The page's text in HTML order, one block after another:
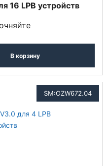
16 LPB устройств
В корзину
SM:OZW672.04